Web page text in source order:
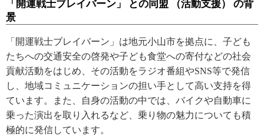
「開運戦士ブレイバーン」 との同盟 （活動支援） の背
景
「開運戦士ブレイバーン」は地元小山市を拠点に、子ども
たちへの交通安全の啓発や子ども食堂への寄付などの社会
貢献活動をはじめ、その活動をラジオ番組やSNS等で発信
し、地域コミュニケーションの担い手として高い支持を得
ています。また、自身の活動の中では、バイクや自動車に
乗った演出を取り入れるなど、乗り物の魅力についても積
極的に発信しています。